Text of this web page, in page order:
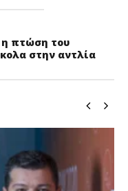
η πτώση του
στην αντλία